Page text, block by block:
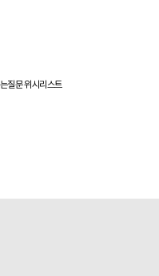
질문위시리스트